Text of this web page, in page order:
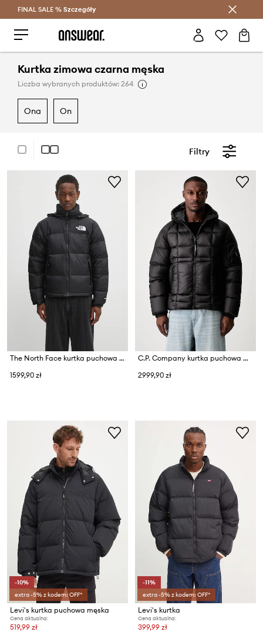
Oszczędzaj z Answear Club >
FINAL SALE % Szczegóły
Kurtka zimowa czarna męska
Liczba wybranych produktów: 264
ona on
Filtry
The North Face kurtka puchowa 1996 Retro Nuptse
1599,90 zł
C.P. Company kurtka puchowa męska
2999,90 zł
-10%
extra -5% z kodem: OFF*
Levi's kurtka puchowa męska
Cena aktualna:
519,99 zł
-11%
extra -5% z kodem: OFF*
Levi's kurtka
Cena aktualna:
399,99 zł